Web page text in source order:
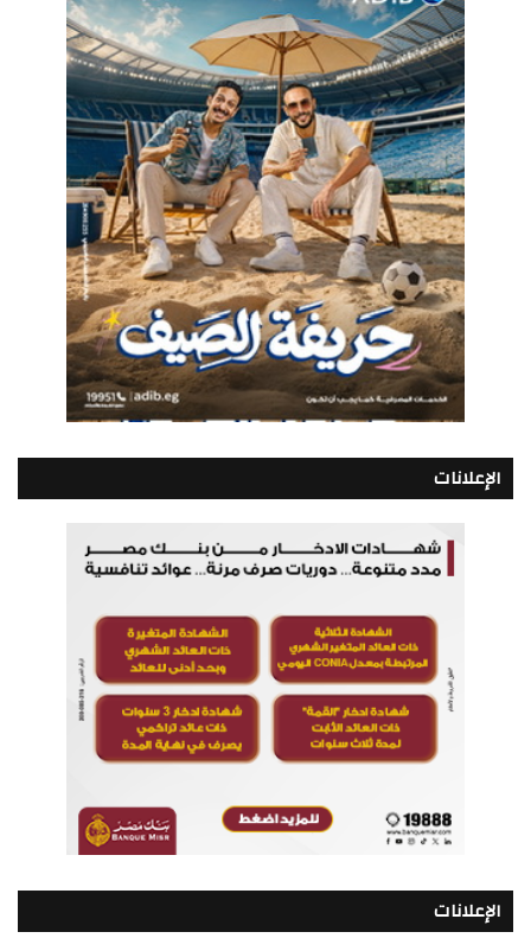
الإعلانات
الإعلانات